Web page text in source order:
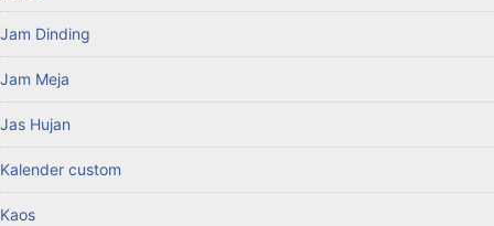
Jam Dinding
Jam Meja
Jas Hujan
Kalender custom
Kaos